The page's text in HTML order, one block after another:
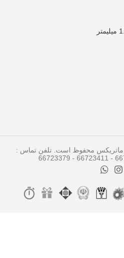
ماتریکس محفوظ است. تلفن تماس :